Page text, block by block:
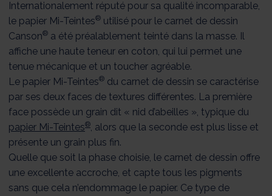
Internationalement réputé pour sa qualité incomparable,
le papier Mi-Teintes® utilisé pour le carnet de dessin
Canson® a été préalablement teinté dans la masse. Il
affiche une haute teneur en coton, qui lui permet une
tenue mécanique et un toucher agréable.
Le papier Mi-Teintes® du carnet de dessin se caractérise
par ses deux faces de textures différentes. La première
face possède un grain dit « nid d’abeilles », typique du
papier Mi-Teintes®, alors que la seconde est plus lisse et
présente un grain plus fin.
Quelle que soit la phase choisie, le carnet de dessin offre
une excellente accroche, et capte tous les pigments
sans que cela n’endommage le papier. Ce type de